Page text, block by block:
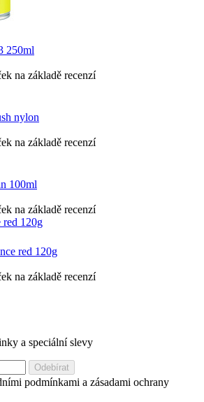
250ml
na základě recenzí
nylon
na základě recenzí
100ml
na základě recenzí
red 120g
na základě recenzí
a speciální slevy
podmínkami a zásadami ochrany